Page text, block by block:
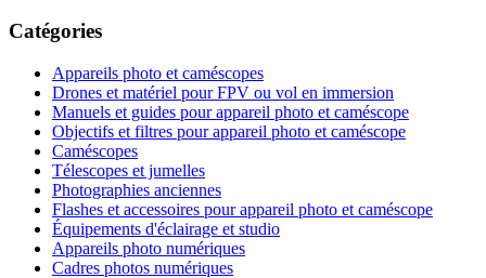
Catégories
Appareils photo et caméscopes
Drones et matériel pour FPV ou vol en immersion
Manuels et guides pour appareil photo et caméscope
Objectifs et filtres pour appareil photo et caméscope
Caméscopes
Télescopes et jumelles
Photographies anciennes
Flashes et accessoires pour appareil photo et caméscope
Équipements d'éclairage et studio
Appareils photo numériques
Cadres photos numériques